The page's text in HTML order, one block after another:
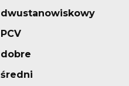
dwustanowiskowy
PCV
dobre
średni